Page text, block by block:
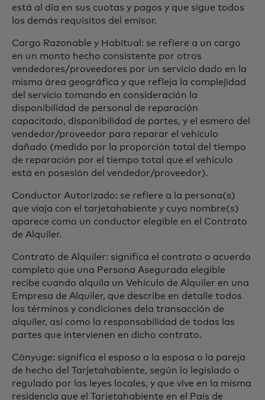
está al día en sus cuotas y pagos y que sigue todos
los demás requisitos del emisor.
Cargo Razonable y Habitual: se refiere a un cargo
en un monto hecho consistente por otros
vendedores/proveedores por un servicio dado en la
misma área geográfica y que refleja la complejidad
del servicio tomando en consideración la
disponibilidad de personal de reparación
capacitado, disponibilidad de partes, y el esmero del
vendedor/proveedor para reparar el vehículo
dañado (medido por la proporción total del tiempo
de reparación por el tiempo total que el vehículo
está en posesión del vendedor/proveedor).
Conductor Autorizado: se refiere a la persona(s)
que viaja con el tarjetahabiente y cuyo nombre(s)
aparece como un conductor elegible en el Contrato
de Alquiler.
Contrato de Alquiler: significa el contrato o acuerdo
completo que una Persona Asegurada elegible
recibe cuando alquila un Vehículo de Alquiler en una
Empresa de Alquiler, que describe en detalle todos
los términos y condiciones dela transacción de
alquiler, así como la responsabilidad de todas las
partes que intervienen en dicho contrato.
Cónyuge: significa el esposo o la esposa o la pareja
de hecho del Tarjetahabiente, según lo legislado o
regulado por las leyes locales, y que vive en la misma
residencia que el Tarjetahabiente en el País de